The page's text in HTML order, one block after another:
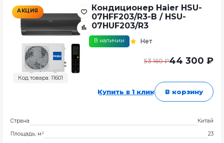
АКЦИЯ
Код товара: 11601
Кондиционер Haier HSU-
07HFF203/R3-B / HSU-
07HUF203/R3
В наличии Нет
53 160 ₽44 300 ₽
Купить в 1 клик В корзину
Страна
Китай
Площадь, м²
23